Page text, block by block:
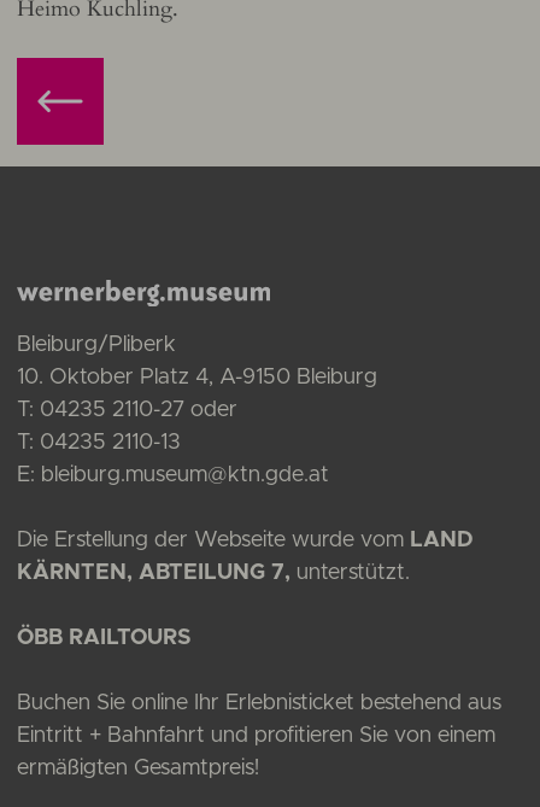
Heimo Kuchling.
Bleiburg/Pliberk
10. Oktober Platz 4, A-9150 Bleiburg
T: 04235 2110-27 oder
T: 04235 2110-13
E: bleiburg.museum@ktn.gde.at
Die Erstellung der Webseite wurde vomLAND
KÄRNTEN, ABTEILUNG 7, unterstützt.
ÖBB RAILTOURS
Buchen Sie online Ihr Erlebnisticket bestehend aus
Eintritt + Bahnfahrt und profitieren Sie von einem
ermäßigten Gesamtpreis!